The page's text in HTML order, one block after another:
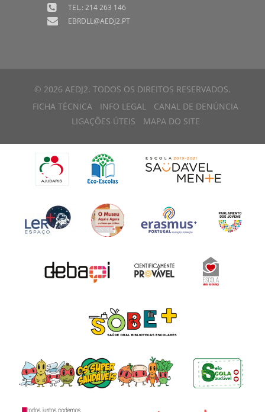
TEL.: 214 263 146
EBRDLL@AEDJ2.PT
© 2026 AEDJ2. TODOS OS DIREITOS RESERVADOS.
FICHA TÉCNICA
INFO LEGAL
CANAL DE DENÚNCIA
LIGAÇÕES ÚTEIS
MAPA DO SITE